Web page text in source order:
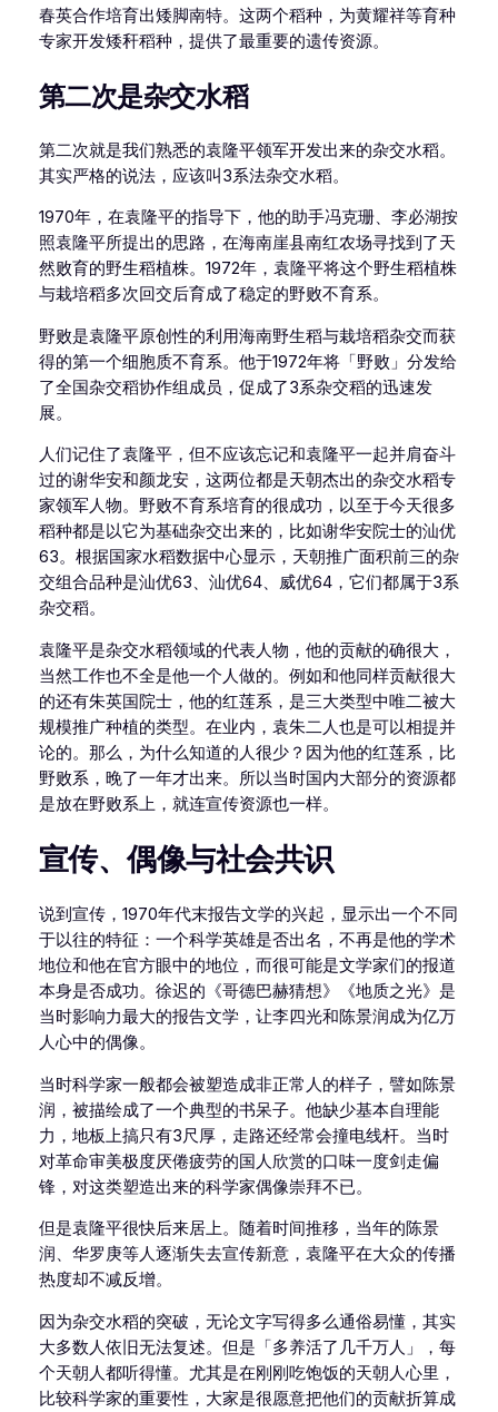
春英合作培育出矮脚南特。这两个稻种，为黄耀祥等育种
专家开发矮秆稻种，提供了最重要的遗传资源。
第二次是杂交水稻
第二次就是我们熟悉的袁隆平领军开发出来的杂交水稻。
其实严格的说法，应该叫3系法杂交水稻。
1970年，在袁隆平的指导下，他的助手冯克珊、李必湖按
照袁隆平所提出的思路，在海南崖县南红农场寻找到了天
然败育的野生稻植株。1972年，袁隆平将这个野生稻植株
与栽培稻多次回交后育成了稳定的野败不育系。
野败是袁隆平原创性的利用海南野生稻与栽培稻杂交而获
得的第一个细胞质不育系。他于1972年将「野败」分发给
了全国杂交稻协作组成员，促成了3系杂交稻的迅速发
展。
人们记住了袁隆平，但不应该忘记和袁隆平一起并肩奋斗
过的谢华安和颜龙安，这两位都是天朝杰出的杂交水稻专
家领军人物。野败不育系培育的很成功，以至于今天很多
稻种都是以它为基础杂交出来的，比如谢华安院士的汕优
63。根据国家水稻数据中心显示，天朝推广面积前三的杂
交组合品种是汕优63、汕优64、威优64，它们都属于3系
杂交稻。
袁隆平是杂交水稻领域的代表人物，他的贡献的确很大，
当然工作也不全是他一个人做的。例如和他同样贡献很大
的还有朱英国院士，他的红莲系，是三大类型中唯二被大
规模推广种植的类型。在业内，袁朱二人也是可以相提并
论的。那么，为什么知道的人很少？因为他的红莲系，比
野败系，晚了一年才出来。所以当时国内大部分的资源都
是放在野败系上，就连宣传资源也一样。
宣传、偶像与社会共识
说到宣传，1970年代末报告文学的兴起，显示出一个不同
于以往的特征：一个科学英雄是否出名，不再是他的学术
地位和他在官方眼中的地位，而很可能是文学家们的报道
本身是否成功。徐迟的《哥德巴赫猜想》《地质之光》是
当时影响力最大的报告文学，让李四光和陈景润成为亿万
人心中的偶像。
当时科学家一般都会被塑造成非正常人的样子，譬如陈景
润，被描绘成了一个典型的书呆子。他缺少基本自理能
力，地板上搞只有3尺厚，走路还经常会撞电线杆。当时
对革命审美极度厌倦疲劳的国人欣赏的口味一度剑走偏
锋，对这类塑造出来的科学家偶像崇拜不已。
但是袁隆平很快后来居上。随着时间推移，当年的陈景
润、华罗庚等人逐渐失去宣传新意，袁隆平在大众的传播
热度却不减反增。
因为杂交水稻的突破，无论文字写得多么通俗易懂，其实
大多数人依旧无法复述。但是「多养活了几千万人」，每
个天朝人都听得懂。尤其是在刚刚吃饱饭的天朝人心里，
比较科学家的重要性，大家是很愿意把他们的贡献折算成